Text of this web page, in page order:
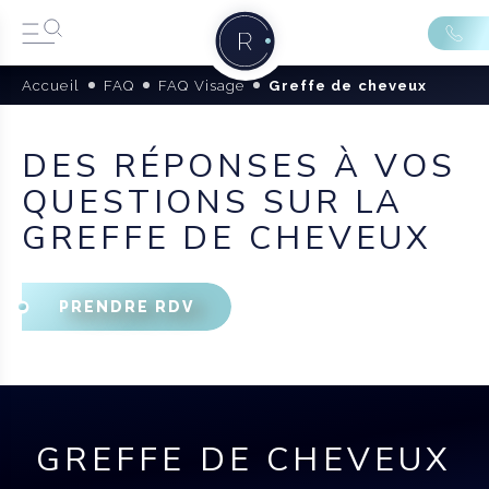
Accueil FAQ FAQ Visage Greffe de cheveux
DES RÉPONSES À VOS
QUESTIONS SUR LA
GREFFE DE CHEVEUX
PRENDRE RDV
GREFFE DE CHEVEUX